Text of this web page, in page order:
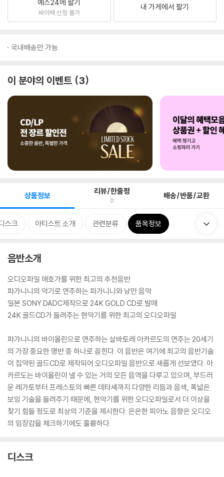
예스24에 팔기
바이백 신청 불가
내 가게에서 팔기
국내배송만 가능
이 분야의 이벤트 3
상품정보 리뷰/한줄평
0 배송/반품/교환
스크 아티스트 소개 관련분류 품목정보
음반소개
오디오파일 애호가를 위한 최고의 추천음반
파가니니의 악기로 연주하는 파가니니와 낭만 음악
일본 SONY DADC제작으로 24K GOLD CD로 발매
24K 골드CD가 들려주는 현악기를 위한 최고의 오디오파일
파가니니의 바이올린으로 연주하는 살바토레 아카르도의 연주는 20세기
의 가장 중요한 명반 중 하나로 꼽힌다. 이 음반은 여기에 최고의 음반기술
이 집약된 골드CD로 제작되어 오디오파일 음반으로 새롭게 선보였다. 아
카르도는 바이올린이 낼 수 있는 거의 모든 음역을 다루고 있으며, 부드러
운 레가토부터 프레스토의 빠른 데타셰까지 다양한 리듬과 음색, 폭넓은
보잉 기술을 들려주기 때문에, 현악기를 위한 오디오파일로서 더 이상을
찾기 힘들 정도로 최상의 기준을 제시한다. 은은한 피아노 음향은 오디오
의 임장감을 체크하기에도 훌륭하다.
디스크